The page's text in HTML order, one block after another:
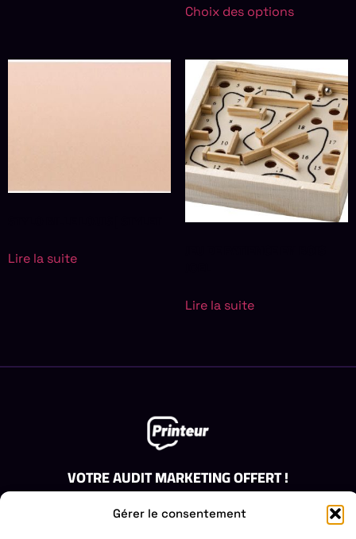
Gérer le consentement
Choix des options
Lire la suite
Lire la suite
VOTRE AUDIT MARKETING OFFERT !
Obtenez un audit gratuit de votre stratégie de marketing.
Laissez-nous vous aider à identifier les opportunités de